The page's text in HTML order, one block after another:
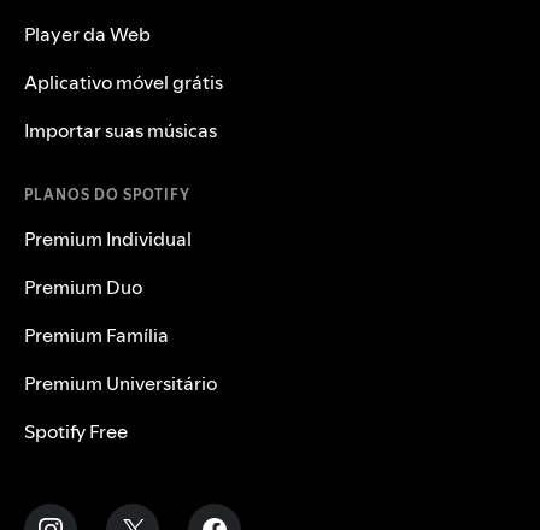
Player da Web
Aplicativo móvel grátis
Importar suas músicas
PLANOS DO SPOTIFY
Premium Individual
Premium Duo
Premium Família
Premium Universitário
Spotify Free